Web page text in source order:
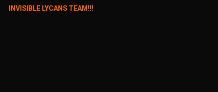
INVISIBLE LYCANS TEAM!!!